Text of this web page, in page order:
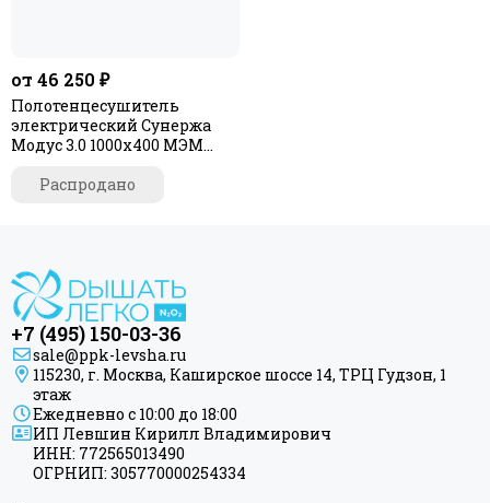
от 46 250 ₽
Полотенцесушитель
электрический Сунержа
Модус 3.0 1000х400 МЭМ
Распродано
+7 (495) 150-03-36
sale@ppk-levsha.ru
115230, г. Москва, Каширское шоссе 14, ТРЦ Гудзон, 1
этаж
Ежедневно с 10:00 до 18:00
ИП Левшин Кирилл Владимирович
ИНН: 772565013490
ОГРНИП: 305770000254334